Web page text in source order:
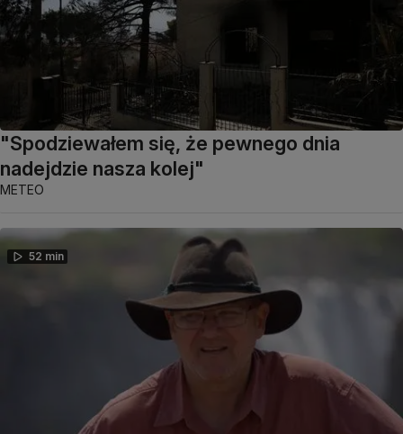
"Spodziewałem się, że pewnego dnia
nadejdzie nasza kolej"
METEO
52 min